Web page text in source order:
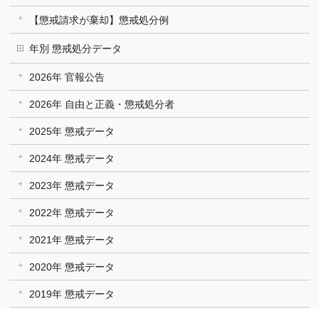
【懲戒請求が棄却】懲戒処分例
年別 懲戒処分データ
2026年 官報公告
2026年 自由と正義・懲戒処分者
2025年 懲戒データ
2024年 懲戒データ
2023年 懲戒データ
2022年 懲戒データ
2021年 懲戒データ
2020年 懲戒データ
2019年 懲戒データ